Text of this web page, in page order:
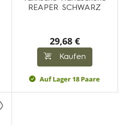
REAPER SCHWARZ
29,68 €
Kaufen
Auf Lager 18 Paare